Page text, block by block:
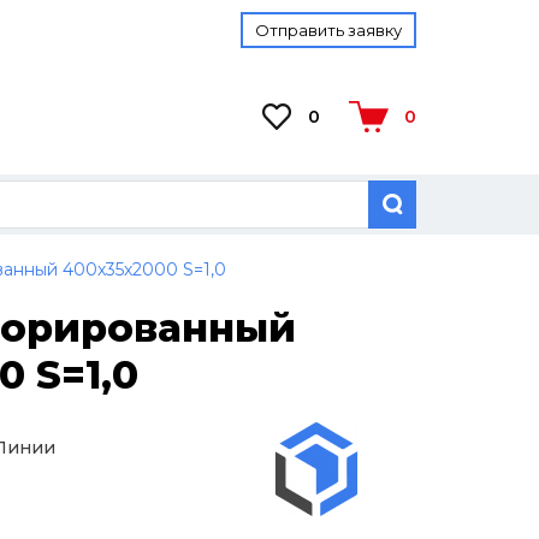
Отправить заявку
0 0
400х35х2000 S=1,0
S=1,0